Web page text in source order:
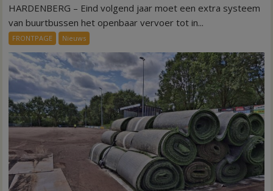
Nieuw
alle
kernen
Hardenberg
HARDENBERG – Eind volgend jaar moet een extra systeem
van buurtbussen het openbaar vervoer tot in...
FRONTPAGE Nieuws